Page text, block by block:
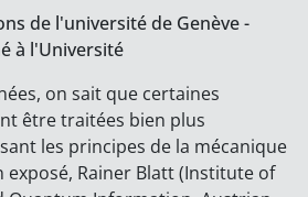
de l'université de Genève -
à l'Université
on sait que certaines
être traitées bien plus
les principes de la mécanique
exposé, Rainer Blatt (Institute of